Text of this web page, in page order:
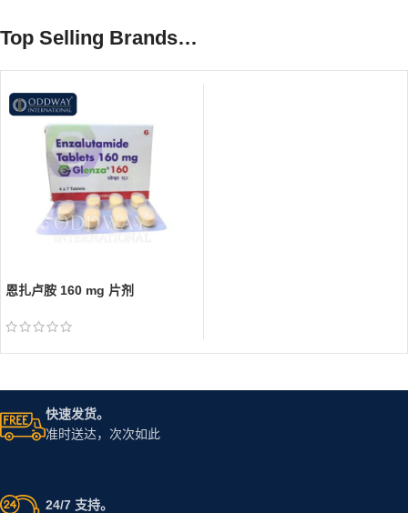
Top Selling Brands…
恩扎卢胺 160 mg 片剂
快速发货。
准时送达，次次如此
24/7 支持。